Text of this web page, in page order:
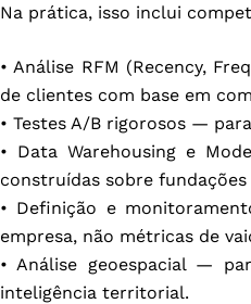
Na prática, isso inclui
• Análise RFM (Recency,
de clientes com base em
• Testes A/B rigorosos —
• Data Warehousing e
construídas sobre fundações
• Definição e
empresa, não métricas de
• Análise geoespacial —
inteligência territorial.